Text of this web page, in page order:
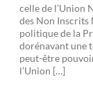
celle de l’Union
des Non Inscrits
politique de la
dorénavant une
peut-être
l’Union […]